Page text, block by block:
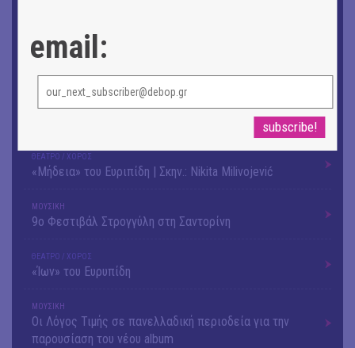
ΕΙΚΑΣΤΙΚΑ
Αργύρης Ραλλιάς | Λιτανεία
ΕΙΚΑΣΤΙΚΑ
Θανάσης Λάλας-Κώστας Τσόκλης - Συνομιλώντας με
ΘΕΑΤΡΟ / ΧΟΡΟΣ
«Μήδεια» του Ευριπίδη | Σκην.: Nikita Milivojević
ΜΟΥΣΙΚΗ
9o Φεστιβάλ Στρογγύλη στη Σαντορίνη
ΘΕΑΤΡΟ / ΧΟΡΟΣ
«Ίων» του Ευρυπίδη
ΜΟΥΣΙΚΗ
Οι Λόγος Τιμής σε πανελλαδική περιοδεία για την
παρουσίαση του νέου album
email: